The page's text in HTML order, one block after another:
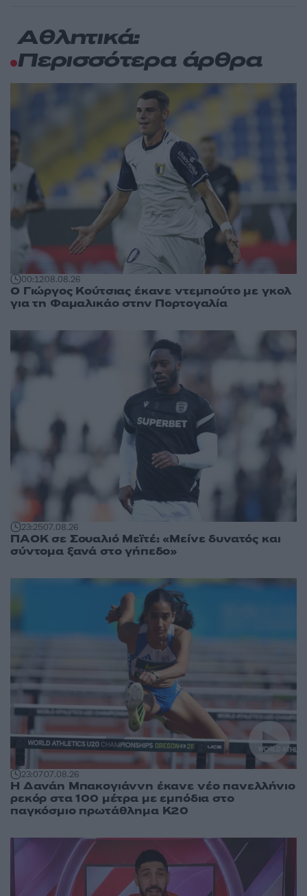
Αθλητικά:
Περισσότερα άρθρα
00:1208.08.26
Ο Γιώργος Κούτσιας έκανε ντεμπούτο με γκολ
για τη Φαμαλικάο στην Πορτογαλία
23:2507.08.26
ΠΑΟΚ σε Σουαλιό Μεϊτέ: «Μείνε δυνατός και
σύντομα ξανά στο γήπεδο»
23:0707.08.26
Η Δανάη Μπακογιάννη έκανε νέο πανελλήνιο
ρεκόρ στα 100 μέτρα με εμπόδια στο
παγκόσμιο πρωτάθλημα Κ20